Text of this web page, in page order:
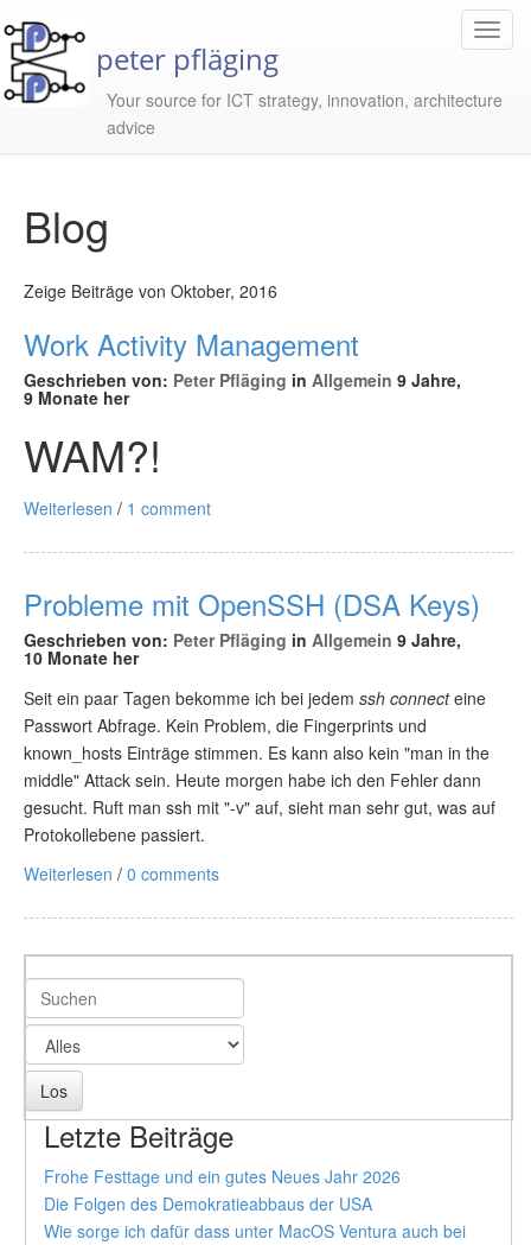
peter pfläging
Your source for ICT strategy, innovation, architecture
advice
Blog
Zeige Beiträge von Oktober, 2016
Work Activity Management
Geschrieben von: Peter Pfläging in Allgemein 9 Jahre,
9 Monate her
WAM?!
Weiterlesen / 1 comment
Probleme mit OpenSSH (DSA Keys)
Geschrieben von: Peter Pfläging in Allgemein 9 Jahre,
10 Monate her
Seit ein paar Tagen bekomme ich bei jedem ssh connecteine
Passwort Abfrage. Kein Problem, die Fingerprints und
known_hosts Einträge stimmen. Es kann also kein "man in the
middle" Attack sein. Heute morgen habe ich den Fehler dann
gesucht. Ruft man ssh mit "-v" auf, sieht man sehr gut, was auf
Protokollebene passiert.
Weiterlesen / 0 comments
Letzte Beiträge
Frohe Festtage und ein gutes Neues Jahr 2026
Die Folgen des Demokratieabbaus der USA
Wie sorge ich dafür dass unter MacOS Ventura auch bei